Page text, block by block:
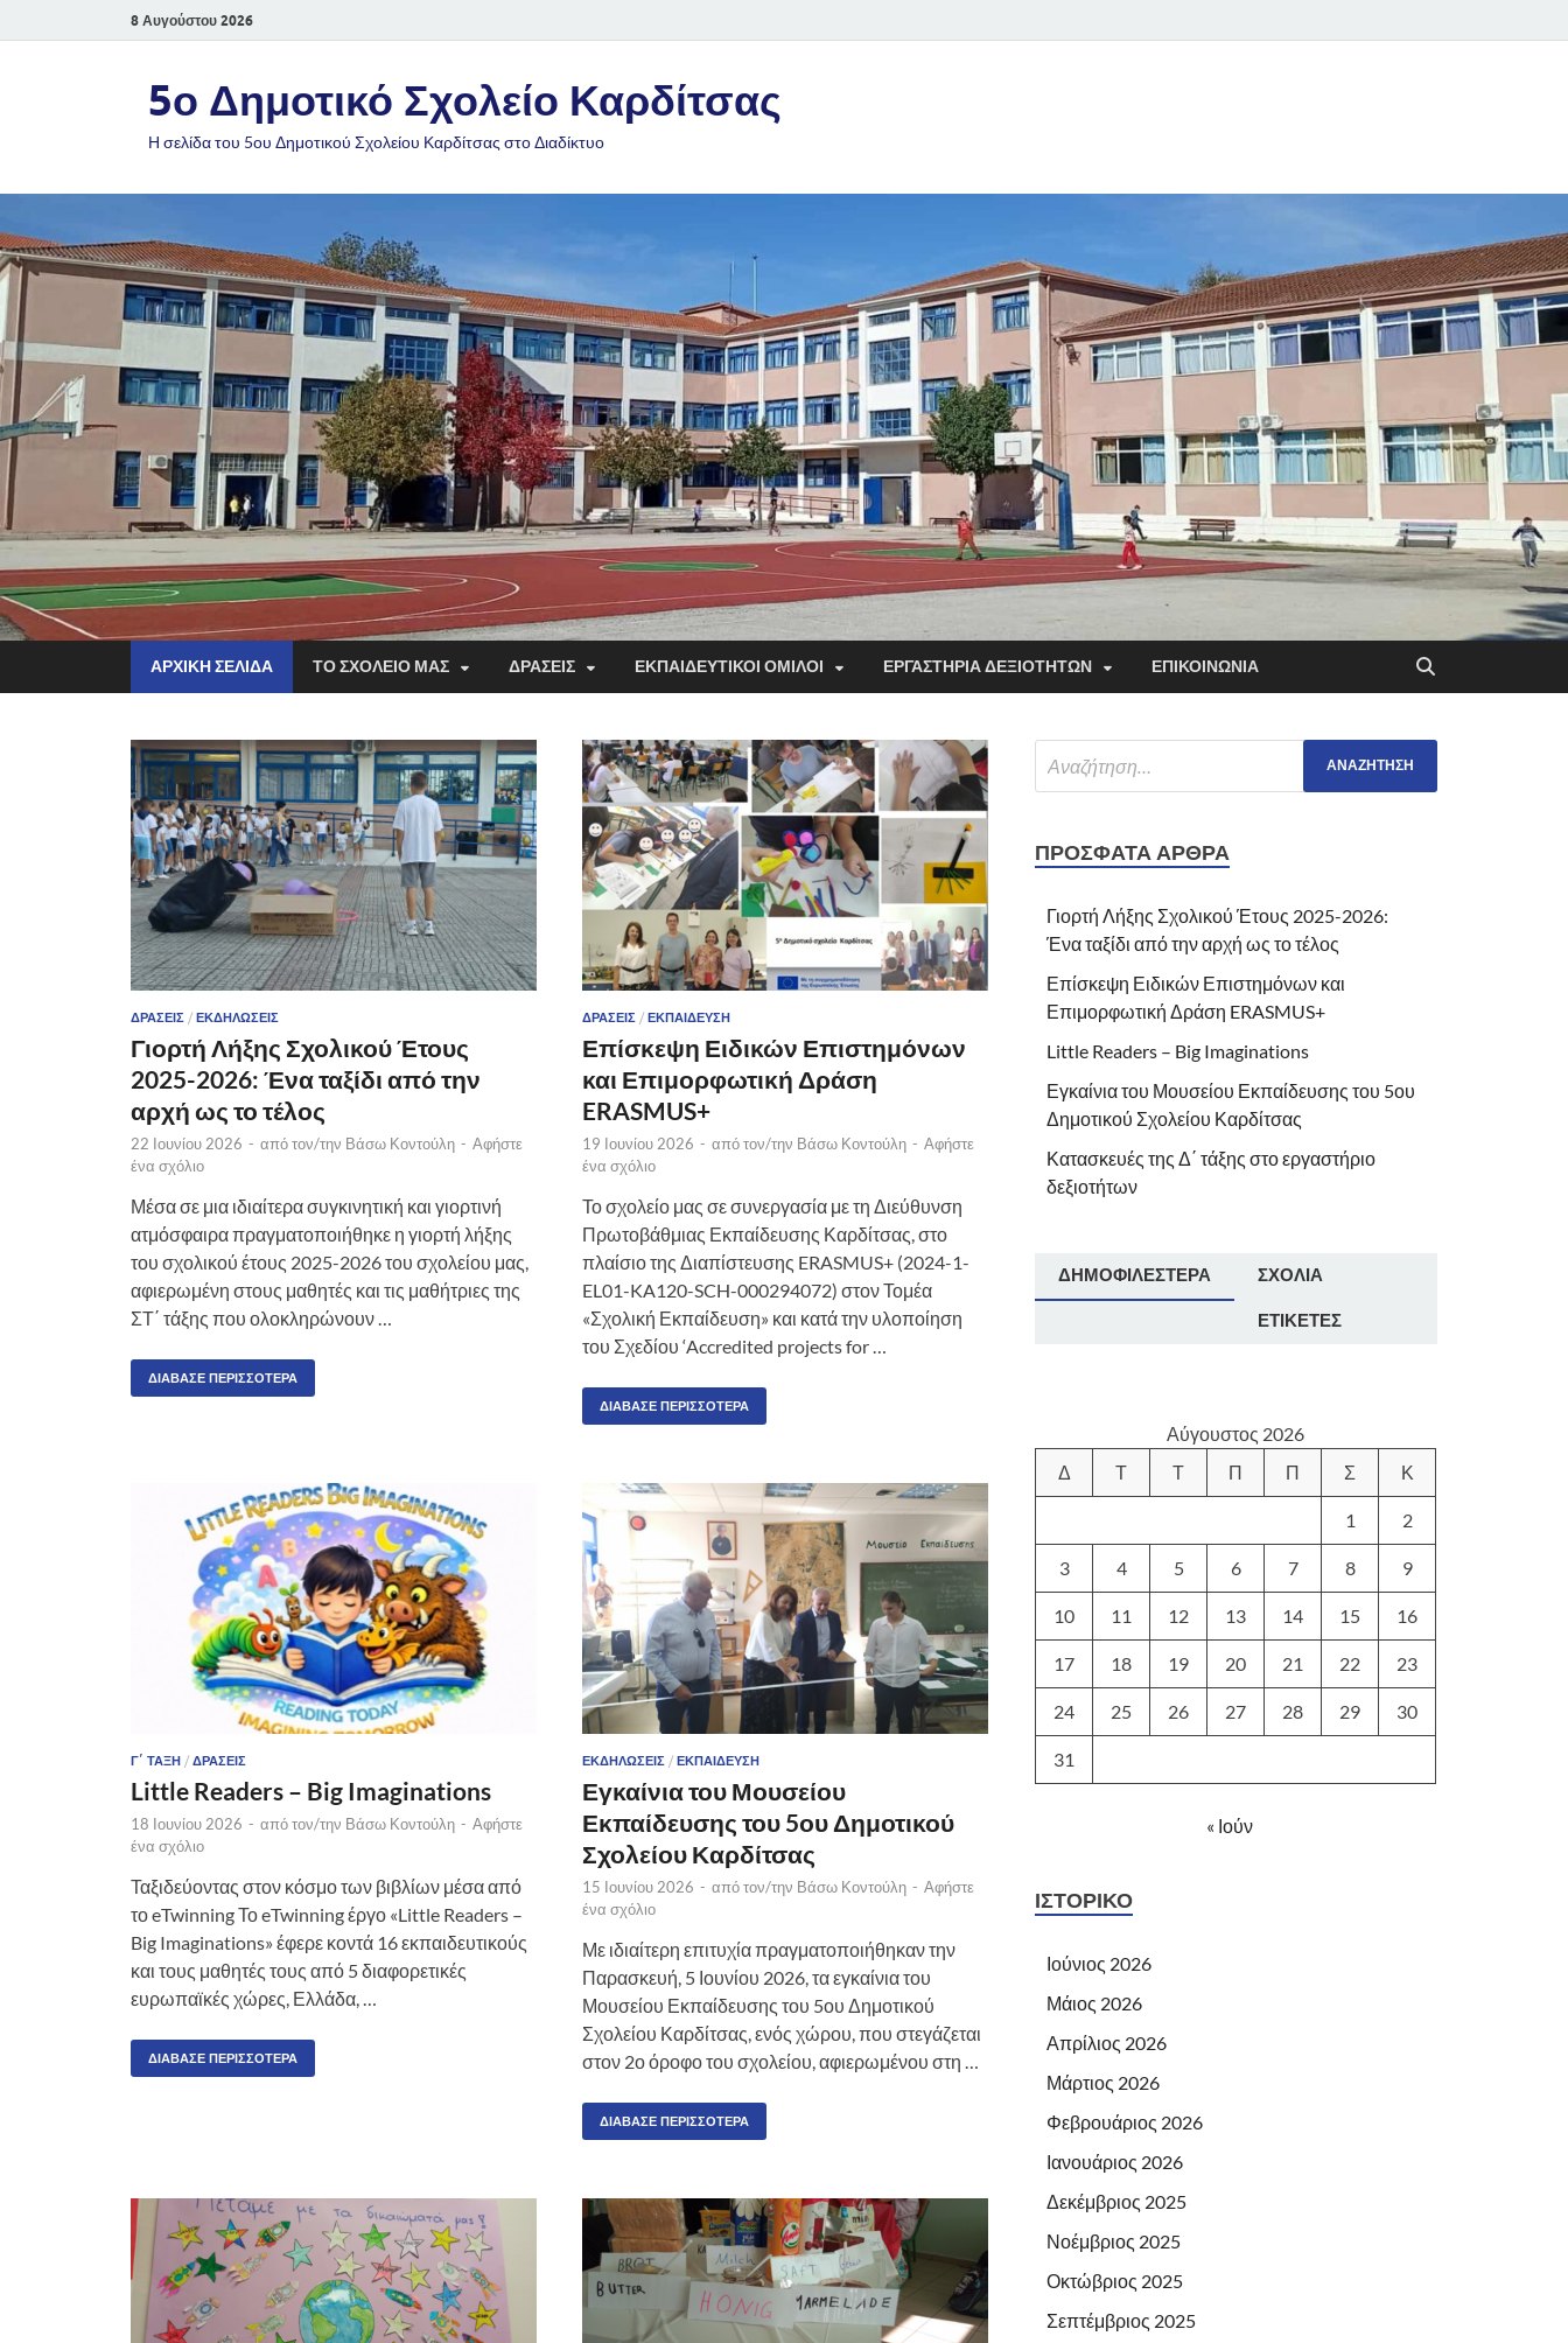
8 Αυγούστου 2026
5ο Δημοτικό Σχολείο Καρδίτσας
Η σελίδα του 5ου Δημοτικού Σχολείου Καρδίτσας στο Διαδίκτυο
ΑΡΧΙΚΗ ΣΕΛΙΔΑ ΤΟ ΣΧΟΛΕΙΟ ΜΑΣ ΔΡΑΣΕΙΣ ΕΚΠΑΙΔΕΥΤΙΚΟΙ ΟΜΙΛΟΙ ΕΡΓΑΣΤΗΡΙΑ ΔΕΞΙΟΤΗΤΩΝ ΕΠΙΚΟΙΝΩΝΙΑ
ΔΡΆΣΕΙΣ / ΕΚΔΗΛΏΣΕΙΣ
Γιορτή Λήξης Σχολικού Έτους
2025-2026: Ένα ταξίδι από την
αρχή ως το τέλος
22 Ιουνίου 2026 - από τον/την Βάσω Κοντούλη - Αφήστε
ένα σχόλιο
Μέσα σε μια ιδιαίτερα συγκινητική και γιορτινή
ατμόσφαιρα πραγματοποιήθηκε η γιορτή λήξης
του σχολικού έτους 2025-2026 του σχολείου μας,
αφιερωμένη στους μαθητές και τις μαθήτριες της
ΣΤ΄ τάξης που ολοκληρώνουν …
ΔΙΆΒΑΣΕ ΠΕΡΙΣΣΌΤΕΡΑ
ΔΡΆΣΕΙΣ / ΕΚΠΑΊΔΕΥΣΗ
Επίσκεψη Ειδικών Επιστημόνων
και Επιμορφωτική Δράση
ERASMUS+
19 Ιουνίου 2026 - από τον/την Βάσω Κοντούλη - Αφήστε
ένα σχόλιο
Το σχολείο μας σε συνεργασία με τη Διεύθυνση
Πρωτοβάθμιας Εκπαίδευσης Καρδίτσας, στο
πλαίσιο της Διαπίστευσης ERASMUS+ (2024-1-
EL01-KA120-SCH-000294072) στον Τομέα
«Σχολική Εκπαίδευση» και κατά την υλοποίηση
του Σχεδίου ‘Accredited projects for …
ΔΙΆΒΑΣΕ ΠΕΡΙΣΣΌΤΕΡΑ
Γ΄ ΤΆΞΗ / ΔΡΆΣΕΙΣ
Little Readers – Big Imaginations
18 Ιουνίου 2026 - από τον/την Βάσω Κοντούλη - Αφήστε
ένα σχόλιο
Ταξιδεύοντας στον κόσμο των βιβλίων μέσα από
το eTwinning Το eTwinning έργο «Little Readers –
Big Imaginations» έφερε κοντά 16 εκπαιδευτικούς
και τους μαθητές τους από 5 διαφορετικές
ευρωπαϊκές χώρες, Ελλάδα, …
ΔΙΆΒΑΣΕ ΠΕΡΙΣΣΌΤΕΡΑ
ΕΚΔΗΛΏΣΕΙΣ / ΕΚΠΑΊΔΕΥΣΗ
Εγκαίνια του Μουσείου
Εκπαίδευσης του 5ου Δημοτικού
Σχολείου Καρδίτσας
15 Ιουνίου 2026 - από τον/την Βάσω Κοντούλη - Αφήστε
ένα σχόλιο
Με ιδιαίτερη επιτυχία πραγματοποιήθηκαν την
Παρασκευή, 5 Ιουνίου 2026, τα εγκαίνια του
Μουσείου Εκπαίδευσης του 5ου Δημοτικού
Σχολείου Καρδίτσας, ενός χώρου, που στεγάζεται
στον 2ο όροφο του σχολείου, αφιερωμένου στη …
ΔΙΆΒΑΣΕ ΠΕΡΙΣΣΌΤΕΡΑ
ΠΡΌΣΦΑΤΑ ΆΡΘΡΑ
Γιορτή Λήξης Σχολικού Έτους 2025-2026:
Ένα ταξίδι από την αρχή ως το τέλος
Επίσκεψη Ειδικών Επιστημόνων και
Επιμορφωτική Δράση ERASMUS+
Little Readers – Big Imaginations
Εγκαίνια του Μουσείου Εκπαίδευσης του 5ου
Δημοτικού Σχολείου Καρδίτσας
Κατασκευές της Δ΄ τάξης στο εργαστήριο
δεξιοτήτων
ΔΗΜΟΦΙΛΈΣΤΕΡΑ ΣΧΌΛΙΑ
ΕΤΙΚΈΤΕΣ
Αύγουστος 2026
Δ
Τ Τ Π Π Σ Κ
1 2
3 4 5 6 7 8 9
10 11 12 13 14 15 16
17 18 19 20 21 22 23
24 25 26 27 28 29 30
31
« Ιούν
ΙΣΤΟΡΙΚΌ
Ιούνιος 2026
Μάιος 2026
Απρίλιος 2026
Μάρτιος 2026
Φεβρουάριος 2026
Ιανουάριος 2026
Δεκέμβριος 2025
Νοέμβριος 2025
Οκτώβριος 2025
Σεπτέμβριος 2025